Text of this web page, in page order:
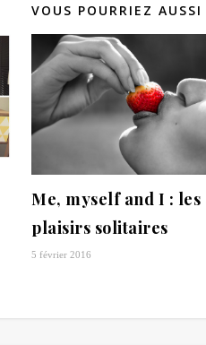
VOUS POURRIEZ
Me, myself and I : les
plaisirs solitaires
5 février 2016